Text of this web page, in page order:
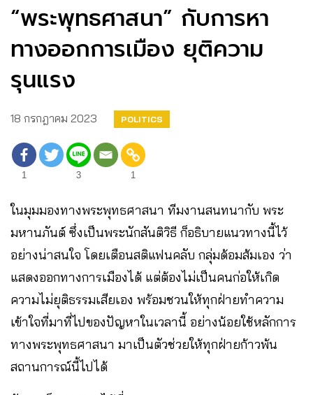
“พระพุทธศาสนา” กับการหา
ทางออกการเมือง ยุติความ
รุนแรง
18 กรกฎาคม 2023 POLITICS
1 3 1
ในมุมมองทางพระพุทธศาสนา ทีมงานสนทนากับ พระ
มหานภันต์ ซึ่งเป็นพระนักสันติวิธี ก็อธิบายแนวทางนี้ไว้
อย่างน่าสนใจ โดยเตือนสติแฟนคลับ กลุ่มด้อมส้มเอง ว่า
แสดงออกทางการเมืองได้ แต่ต้องไม่เป็นคนก่อให้เกิด
ความไม่ยุติธรรมเสียเอง พร้อมชวนให้ทุกฝ่ายทำความ
เข้าใจที่มาที่ไปของปัญหาในเวลานี้ อย่างน้อยใช้หลักการ
ทางพระพุทธศาสนา มาเป็นตัวช่วยให้ทุกฝ่ายก้าวพ้น
สถานการณ์นี้ไปได้